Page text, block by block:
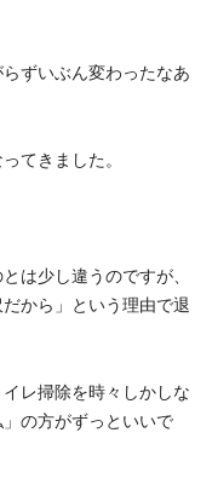
ずいぶん変わったなあ
てきました。
は少し違うのですが、
から」という理由で退
レ掃除を時々しかしな
の方がずっといいで